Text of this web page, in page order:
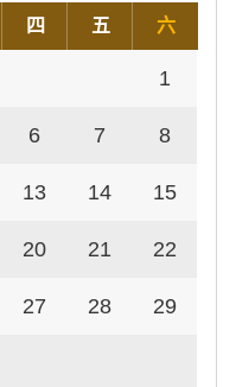
四 五 六
1
6 7 8
13 14 15
20 21 22
27 28 29